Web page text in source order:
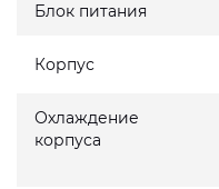
Блок питания
Корпус
Охлаждение
корпуса